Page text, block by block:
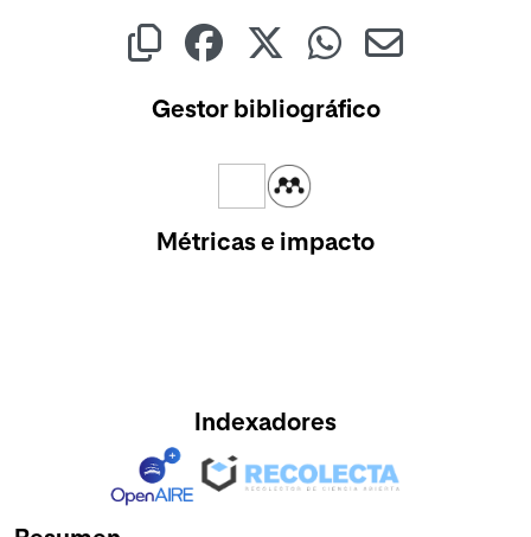
Gestor bibliográfico
Métricas e impacto
Indexadores